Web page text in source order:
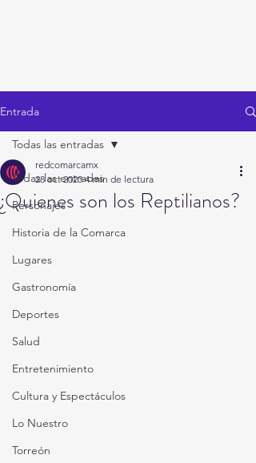
Entrada
Todas las entradas
Personajes
Historia de la Comarca
Lugares
Gastronomía
Deportes
Salud
Entretenimiento
Cultura y Espectáculos
Lo Nuestro
Torreón
Todas las entradas
¿Quienes son los Reptilianos?
redcomarcamx
28 oct 2023 4 min de lectura